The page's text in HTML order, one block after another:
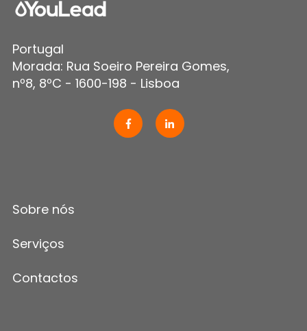
Portugal
Morada: Rua Soeiro Pereira Gomes,
nº8, 8ºC - 1600-198 - Lisboa
Sobre nós
Serviços
Contactos